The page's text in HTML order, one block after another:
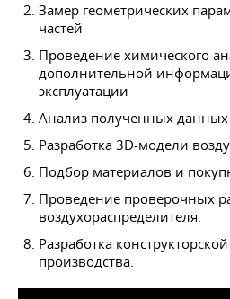
Замер геометрических
частей
Проведение химического
дополнительной
эксплуатации
Анализ полученных данных
Разработка 3D-модели
Подбор материалов и
Проведение проверочных
воздухораспределителя.
Разработка
производства.